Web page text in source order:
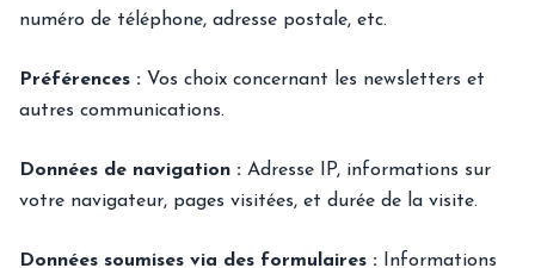
numéro de téléphone, adresse postale, etc.
Préférences : Vos choix concernant les newsletters et
autres communications.
Données de navigation : Adresse IP, informations sur
votre navigateur, pages visitées, et durée de la visite.
Données soumises via des formulaires : Informations